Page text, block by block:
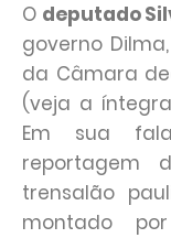
O deputado
governo
da Câmara
(veja a
Em sua
reportagem
trensalão
montado